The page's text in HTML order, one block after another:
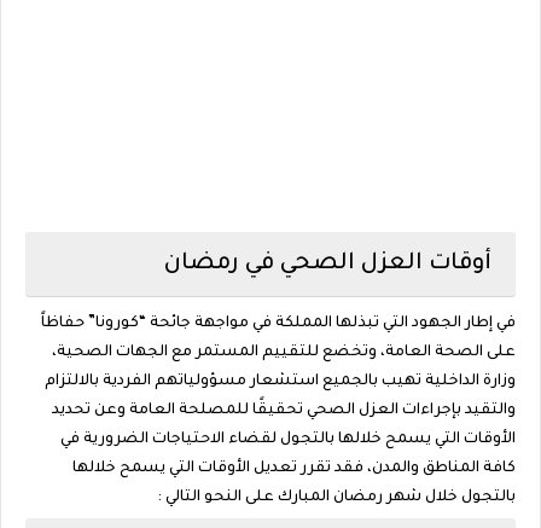
أوقات العزل الصحي في رمضان
في إطار الجهود التي تبذلها المملكة في مواجهة جائحة “كورونا” حفاظاً
على الصحة العامة، وتخضع للتقييم المستمر مع الجهات الصحية،
وزارة الداخلية تهيب بالجميع استشعار مسؤولياتهم الفردية بالالتزام
والتقيد بإجراءات العزل الصحي تحقيقًا للمصلحة العامة وعن تحديد
الأوقات التي يسمح خلالها بالتجول لقضاء الاحتياجات الضرورية في
كافة المناطق والمدن، فقد تقرر تعديل الأوقات التي يسمح خلالها
بالتجول خلال شهر رمضان المبارك على النحو التالي :